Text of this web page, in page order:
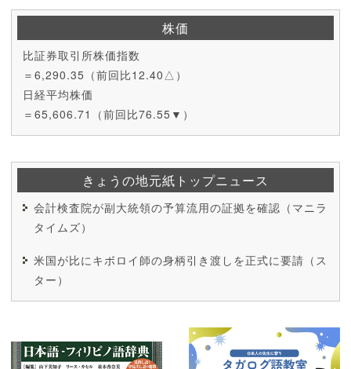
株価
比証券取引所株価指数
＝6,290.35（前回比12.40△）
日経平均株価
＝65,606.71（前回比76.55▼）
きょうの地元紙トップニュース
会計検査院が副大統領の予算流用の証拠を確認（マニラ
タイムズ）
米国が比にキボロイ師の身柄引き渡しを正式に要請（ス
ター）